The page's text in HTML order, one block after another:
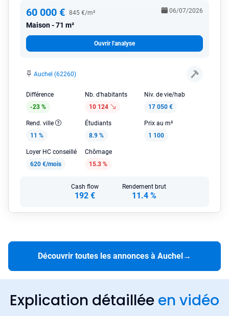
60 000 € 845 €/m²
Maison 71 m²
06/07/2026
Ouvrir l'analyse
Auchel (62260)
Différence
-23 %
Nb. d'habitants
10 124
Niv. de vie/hab
17 050 €
Rend. ville
11 %
Étudiants
8.9 %
Prix au m²
1 100
Loyer HC conseillé
620 €/mois
Chômage
15.3 %
Cash flow
192 €
Rendement brut
11.4 %
Découvrir toutes les annonces à Auchel→
Explication détaillée en vidéo